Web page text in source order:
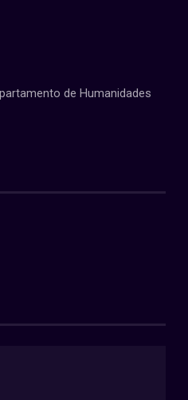
de Humanidades